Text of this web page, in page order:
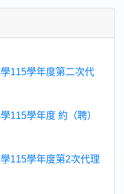
115學年度第二次代
115學年度 約（聘）
115學年度第2次代理